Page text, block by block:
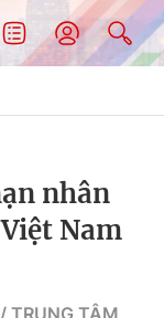
nhân
Nam
TRUNG TÂM